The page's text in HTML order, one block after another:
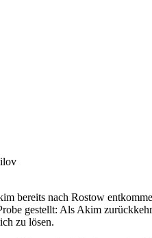
bereits nach Rostow
gestellt: Als Akim
zu lösen.